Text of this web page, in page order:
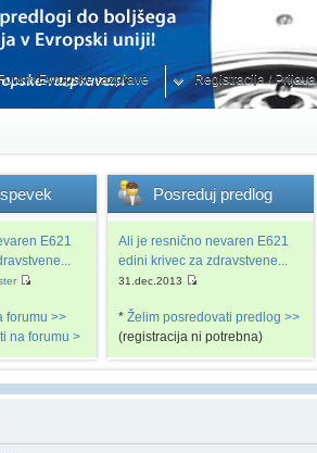
Evropske razprave Registracija / Prijava
E621
forumu >>
na forumu >
Posreduj predlog
Ali je resnično nevaren E621
edini krivec za zdravstvene...
31.dec.2013
* Želim posredovati predlog >>
(registracija ni potrebna)